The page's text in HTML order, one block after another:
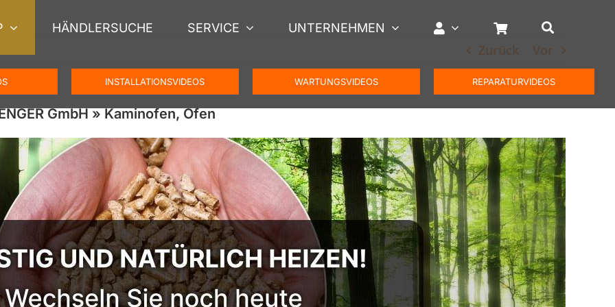
HÄNDLERSUCHE SERVICE UNTERNEHMEN
INSTALLATIONSVIDEOS WARTUNGSVIDEOS REPARATURVIDEOS
Zurück Vor
GmbH » Kaminofen, Ofen